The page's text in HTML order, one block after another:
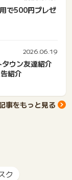
で500円プレゼ
2026.06.19
ウン友達紹介
紹介
事をもっと見る
ク